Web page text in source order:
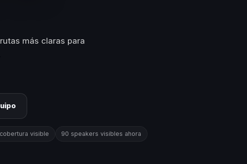
más claras para
visible 90 speakers visibles ahora